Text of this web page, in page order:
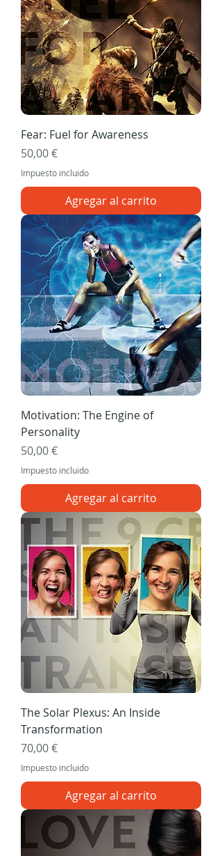
Fear: Fuel for Awareness
Precio
50,00 €
Impuesto incluido
Agregar al carrito
Motivation: The Engine of
Personality
Precio
50,00 €
Impuesto incluido
Agregar al carrito
The Solar Plexus: An Inside
Transformation
Precio
70,00 €
Impuesto incluido
Agregar al carrito